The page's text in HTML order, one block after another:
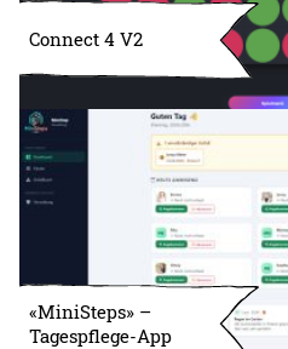
Connect 4 V2
«MiniSteps» –
Tagespflege-App